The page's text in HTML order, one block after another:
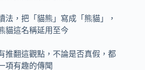
法，把「貓熊」寫成「熊貓」，
貓這名稱延用至今
推翻這觀點，不論是否真假，都
項有趣的傳聞